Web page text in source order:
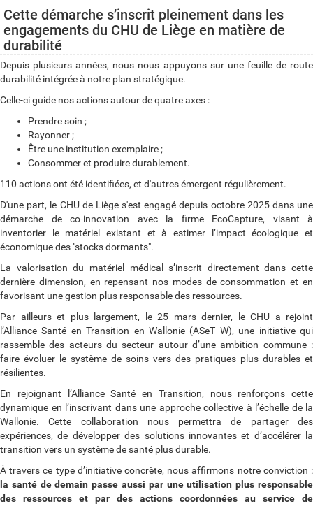
Cette démarche s’inscrit pleinement dans les
engagements du CHU de Liège en matière de
durabilité
Depuis plusieurs années, nous nous appuyons sur une feuille de route
durabilité intégrée à notre plan stratégique.
Celle-ci guide nos actions autour de quatre axes :
Prendre soin ;
Rayonner ;
Être une institution exemplaire ;
Consommer et produire durablement.
110 actions ont été identifiées, et d'autres émergent régulièrement.
D'une part, le CHU de Liège s'est engagé depuis octobre 2025 dans une
démarche de co-innovation avec la firme EcoCapture, visant à
inventorier le matériel existant et à estimer l’impact écologique et
économique des "stocks dormants".
La valorisation du matériel médical s’inscrit directement dans cette
dernière dimension, en repensant nos modes de consommation et en
favorisant une gestion plus responsable des ressources.
Par ailleurs et plus largement, le 25 mars dernier, le CHU a rejoint
l’Alliance Santé en Transition en Wallonie (ASeT W), une initiative qui
rassemble des acteurs du secteur autour d’une ambition commune :
faire évoluer le système de soins vers des pratiques plus durables et
résilientes.
En rejoignant l’Alliance Santé en Transition, nous renforçons cette
dynamique en l’inscrivant dans une approche collective à l’échelle de la
Wallonie. Cette collaboration nous permettra de partager des
expériences, de développer des solutions innovantes et d’accélérer la
transition vers un système de santé plus durable.
À travers ce type d’initiative concrète, nous affirmons notre conviction :
la santé de demain passe aussi par une utilisation plus responsable
des ressources et par des actions coordonnées au service de